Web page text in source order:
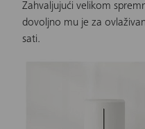
Zahvaljujući velikom
dovoljno mu je za
sati.